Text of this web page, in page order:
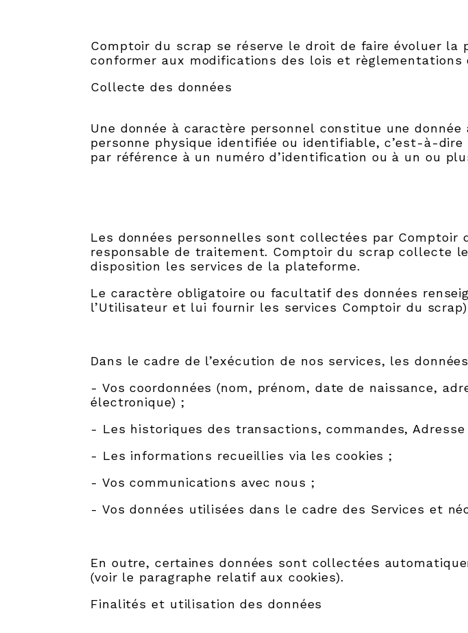
Comptoir du scrap se réserve le droit de faire évoluer
conformer aux modifications des lois et règlementations
Collecte des données
Une donnée à caractère personnel constitue une
personne physique identifiée ou identifiable, c’est-à-
par référence à un numéro d’identification ou à un ou
Les données personnelles sont collectées par
responsable de traitement. Comptoir du scrap collecte
disposition les services de la plateforme.
Le caractère obligatoire ou facultatif des données
l’Utilisateur et lui fournir les services Comptoir du
Dans le cadre de l’exécution de nos services, les
- Vos coordonnées (nom, prénom, date de naissance,
électronique) ;
- Les historiques des transactions, commandes, Adresse
- Les informations recueillies via les cookies ;
- Vos communications avec nous ;
- Vos données utilisées dans le cadre des Services et
En outre, certaines données sont collectées
(voir le paragraphe relatif aux cookies).
Finalités et utilisation des données